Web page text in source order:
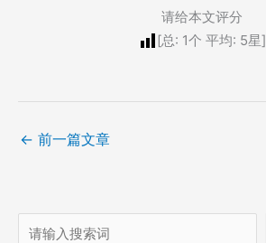
请给本文评分
[总: 1个 平均: 5星]
← 前一篇文章
搜